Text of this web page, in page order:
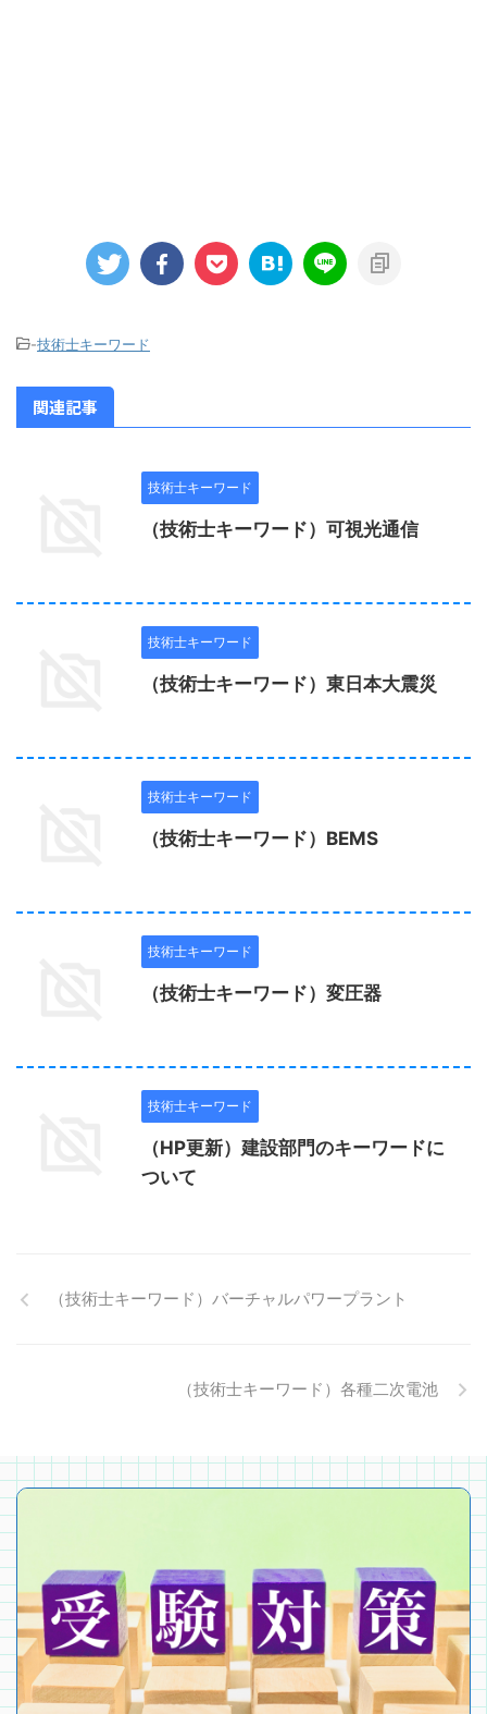
-技術士キーワード
関連記事
技術士キーワード
（技術士キーワード）可視光通信
技術士キーワード
（技術士キーワード）東日本大震災
技術士キーワード
（技術士キーワード）BEMS
技術士キーワード
（技術士キーワード）変圧器
技術士キーワード
（HP更新）建設部門のキーワードに
ついて
（技術士キーワード）バーチャルパワープラント
（技術士キーワード）各種二次電池